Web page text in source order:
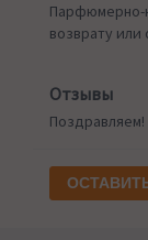
Парфюмерно-
возврату или
Отзывы